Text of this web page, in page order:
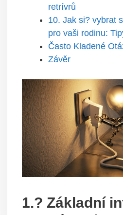
retrívrů
10. Jak si? vybrat
pro vaši rodinu:
Často Kladené
Závěr
1.? Základní